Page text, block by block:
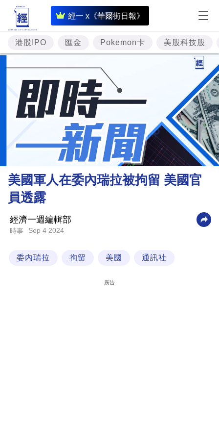
經一 x《華爾街日報》
即
時
財
經
專
題
投
資
樓
市
財
業
科
港股IPO 匯金 Pokemon卡 美股科技股
美國軍人在委內瑞拉被拘留 美國官
員透露
經濟一週編輯部
時事 Sep 4 2024
委內瑞拉 拘留 美國 通訊社
廣告